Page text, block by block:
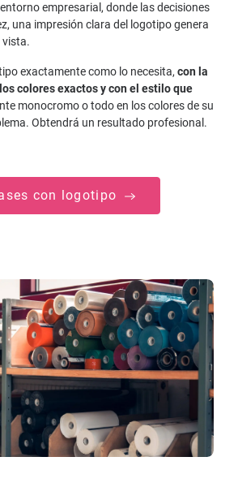
empresarial, donde las decisiones
una impresión clara del logotipo genera
vista.
exactamente como lo necesita, con la
colores exactos y con el estilo que
monocromo o todo en los colores de su
Obtendrá un resultado profesional.
con logotipo